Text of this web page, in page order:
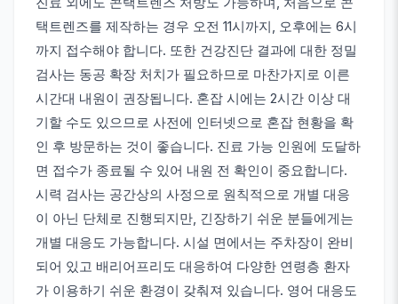
택트렌즈를 제작하는 경우 오전 11시까지, 오후에는 6시
까지 접수해야 합니다. 또한 건강진단 결과에 대한 정밀
검사는 동공 확장 처치가 필요하므로 마찬가지로 이른
시간대 내원이 권장됩니다. 혼잡 시에는 2시간 이상 대
기할 수도 있으므로 사전에 인터넷으로 혼잡 현황을 확
인 후 방문하는 것이 좋습니다. 진료 가능 인원에 도달하
면 접수가 종료될 수 있어 내원 전 확인이 중요합니다.
시력 검사는 공간상의 사정으로 원칙적으로 개별 대응
이 아닌 단체로 진행되지만, 긴장하기 쉬운 분들에게는
개별 대응도 가능합니다. 시설 면에서는 주차장이 완비
되어 있고 배리어프리도 대응하여 다양한 연령층 환자
가 이용하기 쉬운 환경이 갖춰져 있습니다. 영어 대응도